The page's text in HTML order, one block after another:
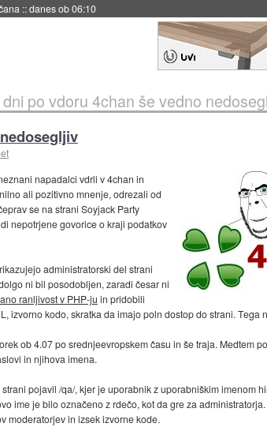
dni po vdoru 4chan še vedno
napadalci vdrli v 4chan in
ali pozitivno mnenje, odrezali od
se na strani Soyjack Party
nepotrjene govorice o kraji podatkov
administratorski del strani
ni bil posodobljen, zaradi česar ni
ranljivost v PHP-ju in pridobili
izvorno kodo, skratka da imajo poln dostop do strani. Tega
ob 4.07 po srednjeevropskem času in še traja. Medtem
in njihova imena.
pojavil /qa/, kjer je uporabnik z uporabniškim imenom
ime je bilo označeno z rdečo, kot da gre za
moderatorjev in izsek izvorne kode.